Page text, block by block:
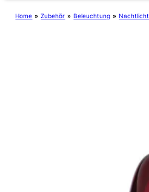
Home » Zubehör » Beleuchtung » Nachtlicht